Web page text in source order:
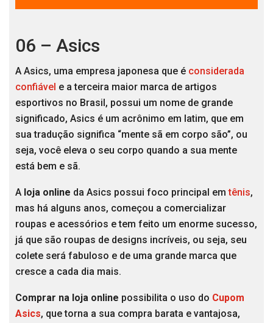
06 – Asics
A Asics, uma empresa japonesa que é considerada
confiável e a terceira maior marca de artigos
esportivos no Brasil, possui um nome de grande
significado, Asics é um acrônimo em latim, que em
sua tradução significa “mente sã em corpo são”, ou
seja, você eleva o seu corpo quando a sua mente
está bem e sã.
A loja online da Asics possui foco principal emtênis,
mas há alguns anos, começou a comercializar
roupas e acessórios e tem feito um enorme sucesso,
já que são roupas de designs incríveis, ou seja, seu
colete será fabuloso e de uma grande marca que
cresce a cada dia mais.
Comprar na loja online possibilita o uso do Cupom
Asics, que torna a sua compra barata e vantajosa,